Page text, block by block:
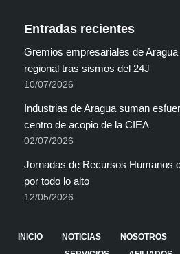
Entradas recientes
Gremios empresariales de
regional tras sismos del 24J
10/07/2026
Industrias de Aragua suman
centro de acopio de la CIEA
02/07/2026
Jornadas de Recursos Humanos
por todo lo alto
12/05/2026
INICIO NOTICIAS NOSOTROS